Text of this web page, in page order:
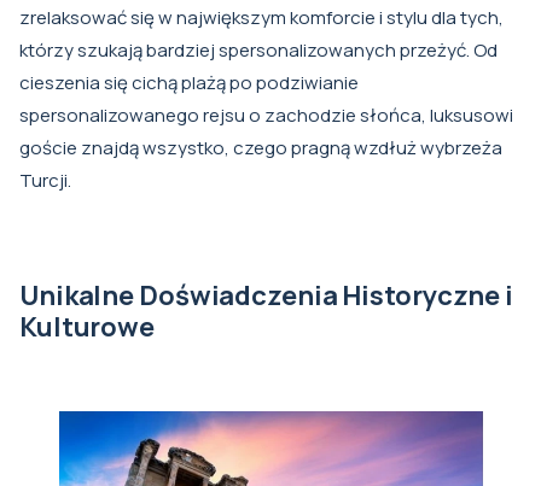
zrelaksować się w największym komforcie i stylu dla tych,
którzy szukają bardziej spersonalizowanych przeżyć. Od
cieszenia się cichą plażą po podziwianie
spersonalizowanego rejsu o zachodzie słońca, luksusowi
goście znajdą wszystko, czego pragną wzdłuż wybrzeża
Turcji.
Unikalne Doświadczenia Historyczne i
Kulturowe